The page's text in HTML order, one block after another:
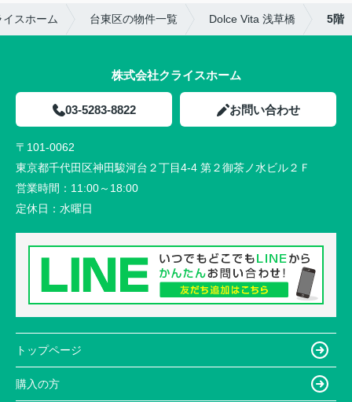
スホーム 台東区の物件一覧 Dolce Vita 浅草橋 5階
株式会社クライスホーム
03-5283-8822 お問い合わせ
〒101-0062
東京都千代田区神田駿河台２丁目4-4 第２御茶ノ水ビル２Ｆ
営業時間： 11:00～18:00
定休日： 水曜日
トップページ
購入の方